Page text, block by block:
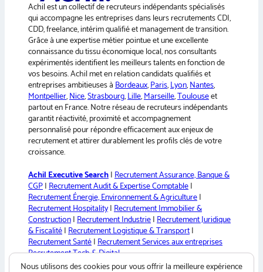
Achil est un collectif de recruteurs indépendants spécialisés
qui accompagne les entreprises dans leurs recrutements CDI,
CDD, freelance, intérim qualifié et management de transition.
Grâce à une expertise métier pointue et une excellente
connaissance du tissu économique local, nos consultants
expérimentés identifient les meilleurs talents en fonction de
vos besoins. Achil met en relation candidats qualifiés et
entreprises ambitieuses àBordeaux,Paris,Lyon,Nantes,
Montpellier,Nice,Strasbourg,Lille,Marseille,Toulouseet
partout en France. Notre réseau de recruteurs indépendants
garantit réactivité, proximité et accompagnement
personnalisé pour répondre efficacement aux enjeux de
recrutement et attirer durablement les profils clés de votre
croissance.
Achil Executive Search|Recrutement Assurance, Banque &
CGP|Recrutement Audit & Expertise Comptable|
Recrutement Énergie, Environnement & Agriculture|
Recrutement Hospitality|Recrutement Immobilier &
Construction|Recrutement Industrie|Recrutement Juridique
& Fiscalité|Recrutement Logistique & Transport|
Recrutement Santé|Recrutement Services aux entreprises
Recrutement Tech & Digital
Nous utilisons des cookies pour vous offrir la meilleure expérience